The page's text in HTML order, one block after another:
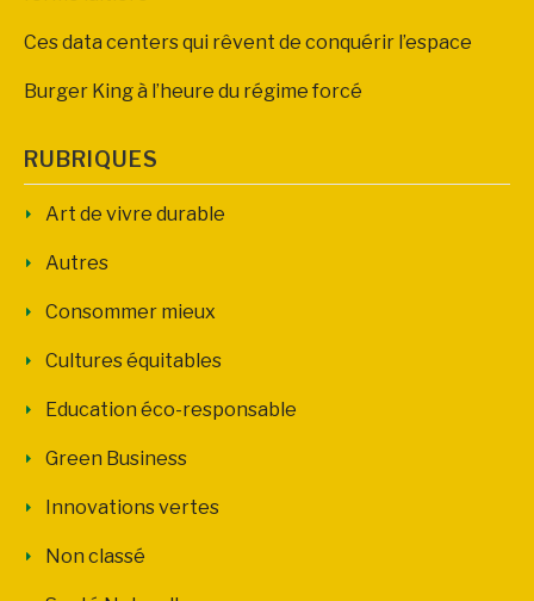
Ces data centers qui rêvent de conquérir l’espace
Burger King à l’heure du régime forcé
RUBRIQUES
Art de vivre durable
Autres
Consommer mieux
Cultures équitables
Education éco-responsable
Green Business
Innovations vertes
Non classé